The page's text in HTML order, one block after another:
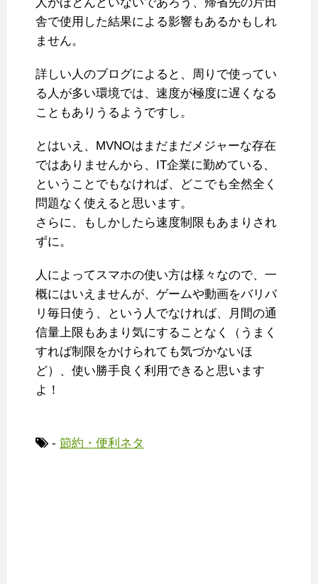
舎で使用した結果による影響もあるかもしれ
ません。
詳しい人のブログによると、周りで使ってい
る人が多い環境では、速度が極度に遅くなる
こともありうるようですし。
とはいえ、MVNOはまだまだメジャーな存在
ではありませんから、IT企業に勤めている、
ということでもなければ、どこでも全然全く
問題なく使えると思います。
さらに、もしかしたら速度制限もあまりされ
ずに。
人によってスマホの使い方は様々なので、一
概にはいえませんが、ゲームや動画をバリバ
リ毎日使う、という人でなければ、月間の通
信量上限もあまり気にすることなく（うまく
すれば制限をかけられても気づかないほ
ど）、使い勝手良く利用できると思います
よ！
- 節約・便利ネタ